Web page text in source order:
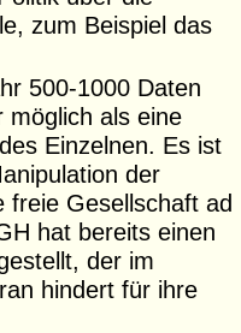
zum Beispiel das
500-1000 Daten
möglich als eine
Einzelnen. Es ist
der
freie Gesellschaft ad
hat bereits einen
der im
hindert für ihre